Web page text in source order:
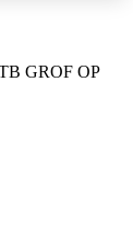
GROF OP